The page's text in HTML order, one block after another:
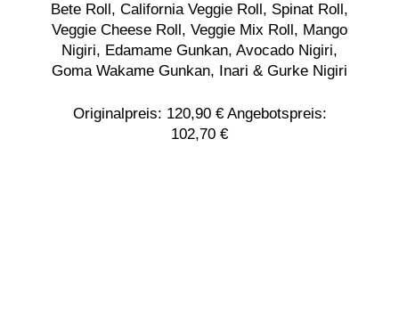
Bete Roll, California Veggie Roll, Spinat Roll,
Veggie Cheese Roll, Veggie Mix Roll, Mango
Nigiri, Edamame Gunkan, Avocado Nigiri,
Goma Wakame Gunkan, Inari & Gurke Nigiri
Originalpreis: 120,90 € Angebotspreis:
102,70 €